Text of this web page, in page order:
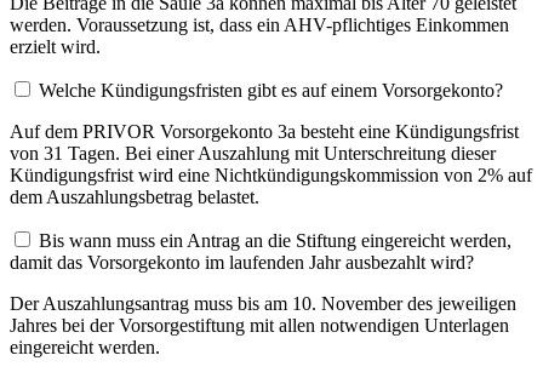
werden. Voraussetzung ist, dass ein AHV-pflichtiges Einkommen
erzielt wird.
Welche Kündigungsfristen gibt es auf einem Vorsorgekonto?
Auf dem PRIVOR Vorsorgekonto 3a besteht eine Kündigungsfrist
von 31 Tagen. Bei einer Auszahlung mit Unterschreitung dieser
Kündigungsfrist wird eine Nichtkündigungskommission von 2% auf
dem Auszahlungsbetrag belastet.
Bis wann muss ein Antrag an die Stiftung eingereicht werden,
damit das Vorsorgekonto im laufenden Jahr ausbezahlt wird?
Der Auszahlungsantrag muss bis am 10. November des jeweiligen
Jahres bei der Vorsorgestiftung mit allen notwendigen Unterlagen
eingereicht werden.